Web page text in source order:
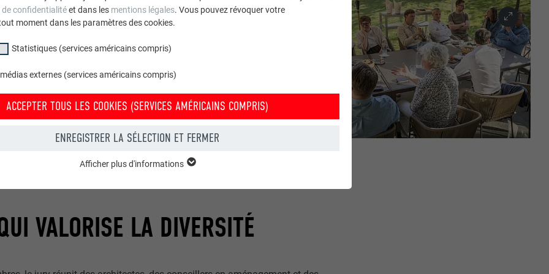
VALORISE LA DIVERSITÉ
confidentialitéet dans les mentions légales. Vous pouvez révoquer votre
moment dans les paramètres des cookies.
Statistiques (services américains compris)
externes (services américains compris)
ACCEPTER TOUS LES COOKIES (SERVICES AMÉRICAINS COMPRIS)
ENREGISTRER LA SÉLECTION ET FERMER
PHPSESSID
Afficher les informations relatives aux cookies
Afficher plus d'informations